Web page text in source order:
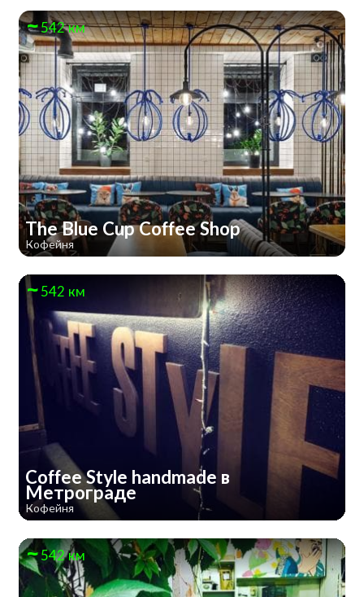
542 км
The Blue Cup Coffee Shop
Кофейня
542 км
Coffee Style handmade в
Метрограде
Кофейня
542 км